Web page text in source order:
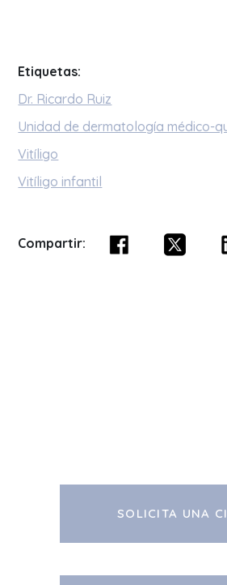
Etiquetas:
Dr. Ricardo Ruiz
Unidad de dermatología médico-
Vitíligo
Vitíligo infantil
Compartir:
SOLICITA UNA